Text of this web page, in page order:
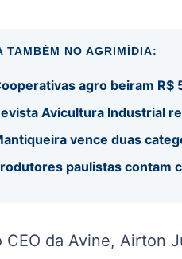
TAMBÉM NO AGRIMÍDIA:
agro beiram R$
Avicultura Industrial
vence duas
paulistas contam
CEO da Avine, Airton